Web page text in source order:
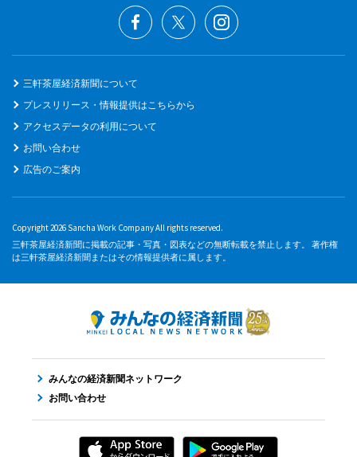
三軒茶屋経済新聞について
プレスリリース・情報提供はこちらから
アクセスデータの利用について
お問い合わせ
広告のご案内
Copyright 2026 Sancha Work Company All rights reserved.
三軒茶屋経済新聞に掲載の記事・写真・図表などの無断転載を禁止します。 著作権
は三軒茶屋経済新聞またはその情報提供者に属します。
みんなの経済新聞ネットワーク
お問い合わせ